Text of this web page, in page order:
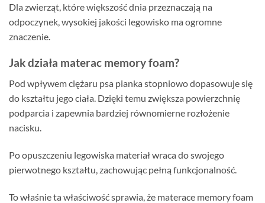
Dla zwierząt, które większość dnia przeznaczają na
odpoczynek, wysokiej jakości legowisko ma ogromne
znaczenie.
Jak działa materac memory foam?
Pod wpływem ciężaru psa pianka stopniowo dopasowuje się
do kształtu jego ciała. Dzięki temu zwiększa powierzchnię
podparcia i zapewnia bardziej równomierne rozłożenie
nacisku.
Po opuszczeniu legowiska materiał wraca do swojego
pierwotnego kształtu, zachowując pełną funkcjonalność.
To właśnie ta właściwość sprawia, że materace memory foam